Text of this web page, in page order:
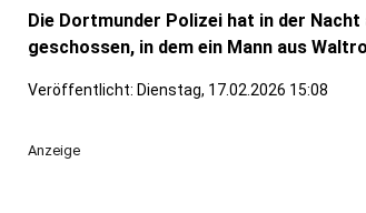
Die Dortmunder Polizei hat in der
geschossen, in dem ein Mann aus
Veröffentlicht: Dienstag, 17.02.2026 15:08
Anzeige